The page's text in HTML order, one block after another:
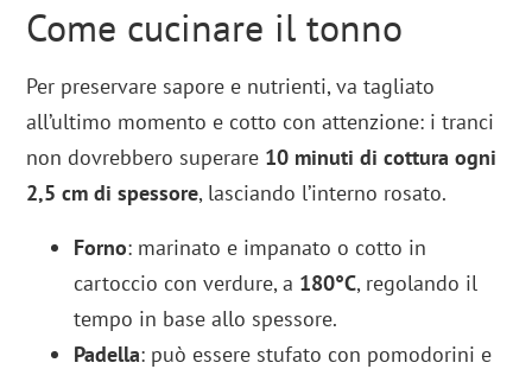
Come cucinare il tonno
Per preservare sapore e nutrienti, va tagliato
all’ultimo momento e cotto con attenzione: i tranci
non dovrebbero superare 10 minuti di cottura ogni
2,5 cm di spessore, lasciando l’interno rosato.
Forno: marinato e impanato o cotto in
cartoccio con verdure, a 180°C, regolando il
tempo in base allo spessore.
Padella: può essere stufato con pomodorini e